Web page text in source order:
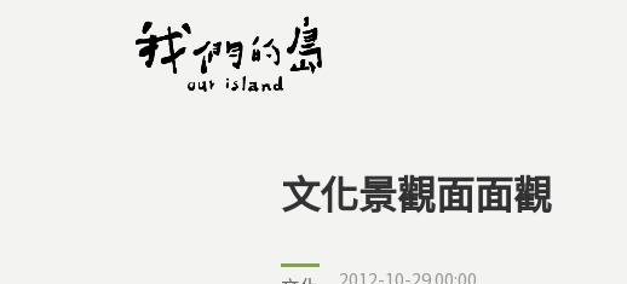
您在這裡
文化景觀面面觀
2012-10-29 00:00